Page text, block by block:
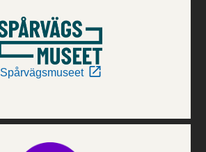
Spårvägsmuseet